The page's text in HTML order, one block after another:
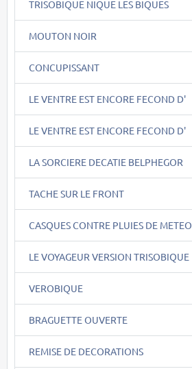
TRISOBIQUE NIQUE LES BIQUES
MOUTON NOIR
CONCUPISSANT
LE VENTRE EST ENCORE FECOND D'
LE VENTRE EST ENCORE FECOND D'
LA SORCIERE DECATIE BELPHEGOR
TACHE SUR LE FRONT
CASQUES CONTRE PLUIES DE METEO
LE VOYAGEUR VERSION TRISOBIQUE
VEROBIQUE
BRAGUETTE OUVERTE
REMISE DE DECORATIONS